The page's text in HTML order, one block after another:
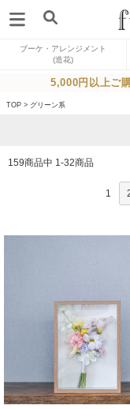
ブーケ・アレンジメント
(造花)
5,000円以上ご
TOP > グリーン系
159商品中 1-32商品
1